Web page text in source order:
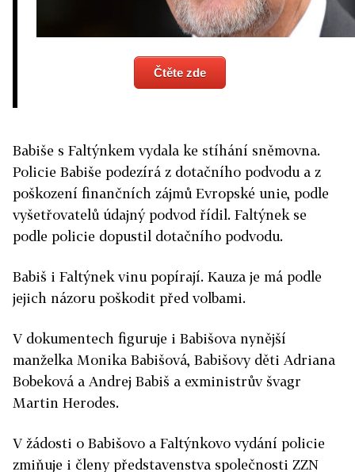
Čtěte zde
Babiše s Faltýnkem vydala ke stíhání sněmovna.
Policie Babiše podezírá z dotačního podvodu a z
poškození finančních zájmů Evropské unie, podle
vyšetřovatelů údajný podvod řídil. Faltýnek se
podle policie dopustil dotačního podvodu.
Babiš i Faltýnek vinu popírají. Kauza je má podle
jejich názoru poškodit před volbami.
V dokumentech figuruje i Babišova nynější
manželka Monika Babišová, Babišovy děti Adriana
Bobeková a Andrej Babiš a exministrův švagr
Martin Herodes.
V žádosti o Babišovo a Faltýnkovo vydání policie
zmiňuje i členy představenstva společnosti ZZN